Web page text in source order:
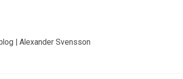
| Alexander Svensson